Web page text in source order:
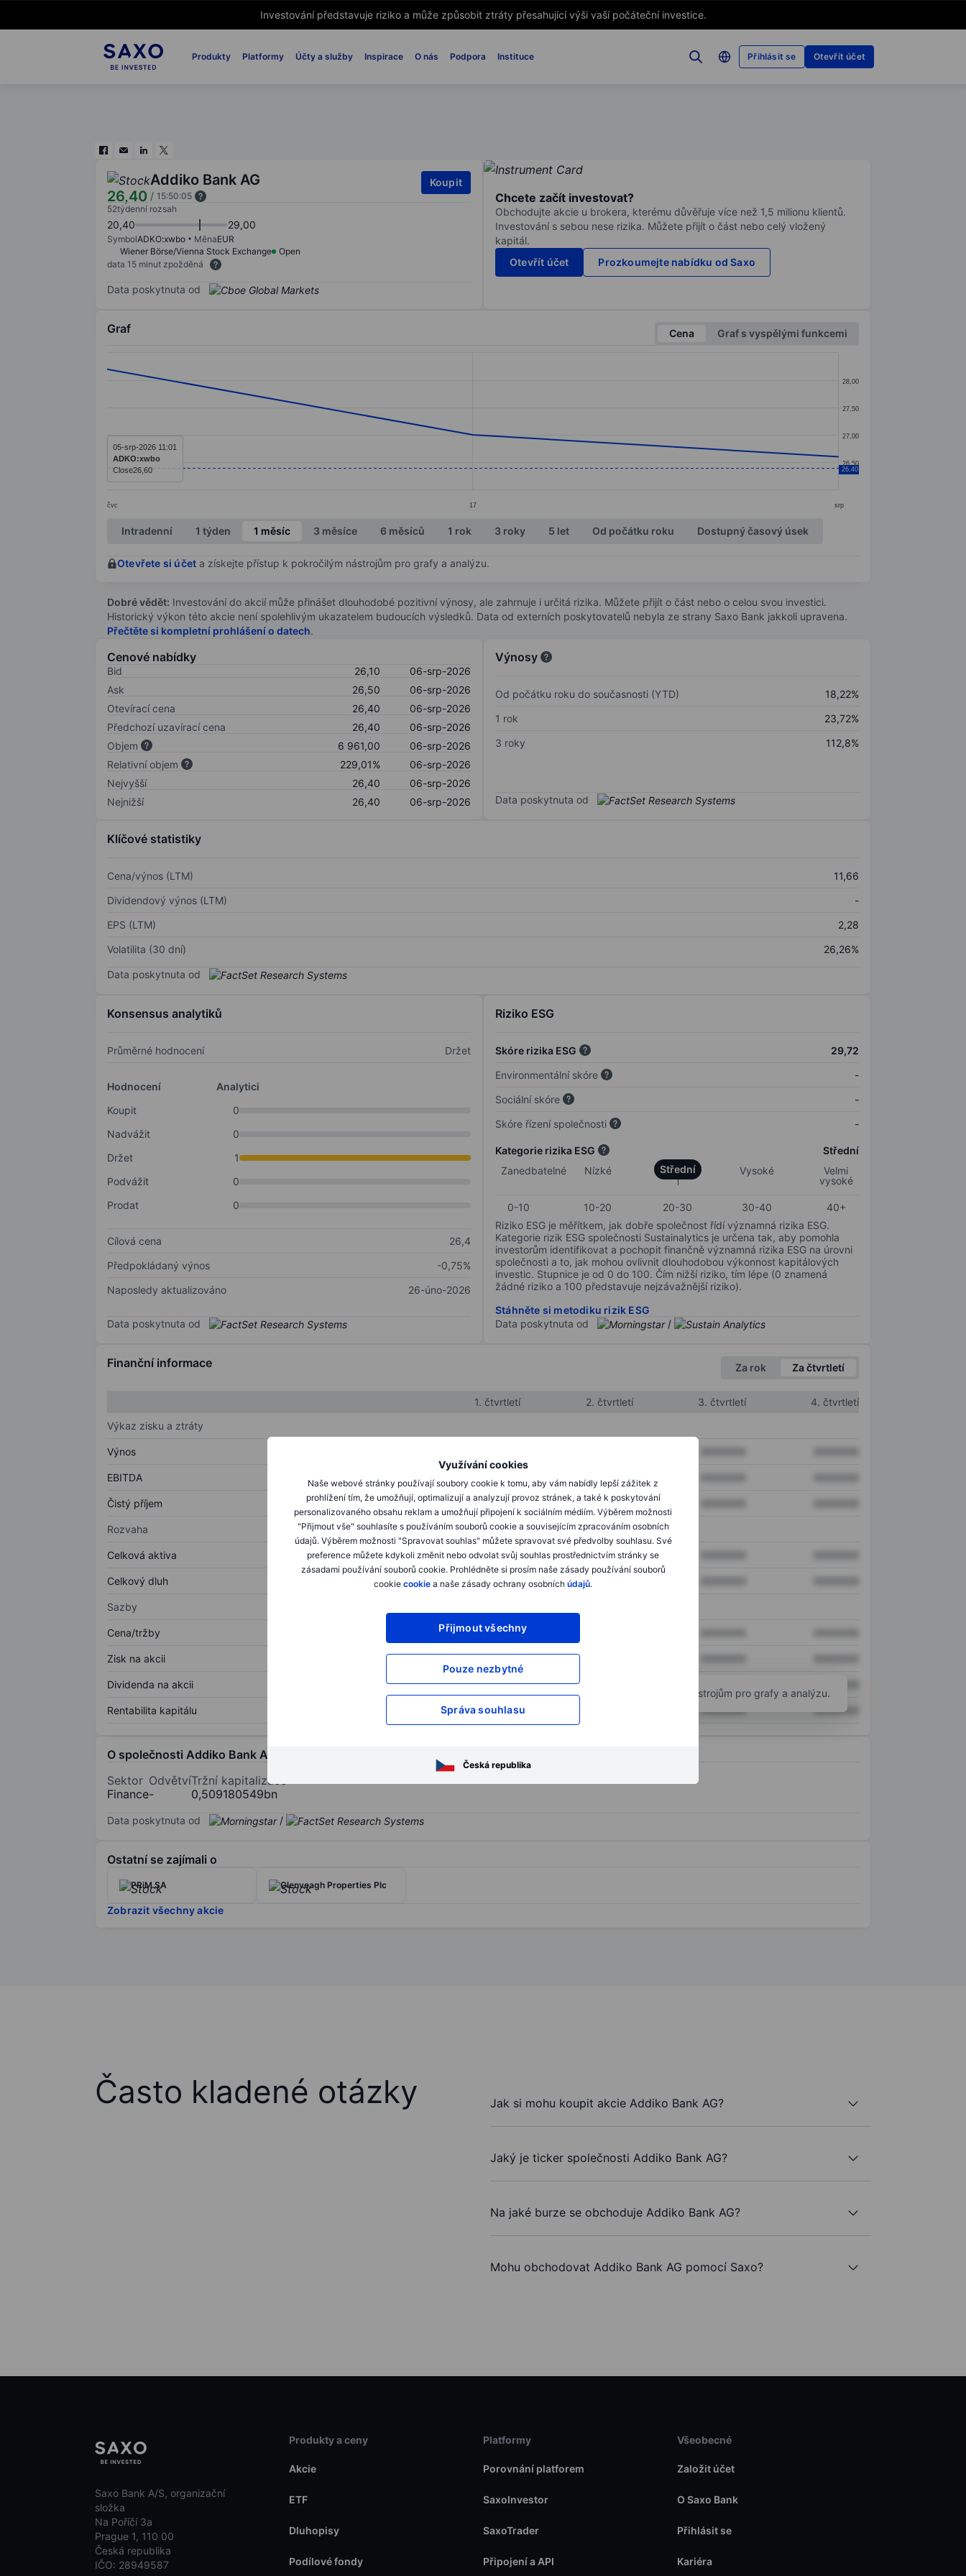
Investování představuje riziko a může způsobit ztráty přesahující výši vaší počáteční investice.
Produkty Platformy Účty a služby Inspirace O nás Podpora Instituce Přihlásit se Otevřít účet
Využívání cookies
Naše webové stránky používají soubory cookie k tomu, aby vám nabídly lepší zážitek z
prohlížení tím, že umožňují, optimalizují a analyzují provoz stránek, a také k poskytování
personalizovaného obsahu reklam a umožňují připojení k sociálním médiím. Výběrem možnosti
"Přijmout vše" souhlasíte s používáním souborů cookie a souvisejícím zpracováním osobních
údajů. Výběrem možnosti "Spravovat souhlas" můžete spravovat své předvolby souhlasu. Své
preference můžete kdykoli změnit nebo odvolat svůj souhlas prostřednictvím stránky se
zásadami používání souborů cookie. Prohlédněte si prosím naše zásady používání souborů
cookie cookie a naše zásady ochrany osobních údajů.
Přijmout všechny
Pouze nezbytné
Správa souhlasu
Česká republika
Addiko Bank AG
26,40 / 15:50:05
Koupit
52týdenní rozsah
20,40 29,00
SymbolADKO:xwbo MěnaEUR
Wiener Börse/Vienna Stock Exchange
Open
data 15 minut zpožděná
Data poskytnuta od
Chcete začít investovat?
Obchodujte akcie u brokera, kterému důvěřuje více než 1,5 milionu klientů.
Investování s sebou nese rizika. Můžete přijít o část nebo celý vložený
kapitál.
Otevřít účet
Prozkoumejte nabídku od Saxo
Graf Cena
Graf s vyspělými funkcemi
Line chart with 3 data points.
The chart has 1 X axis displaying categories.
The chart has 1 Y axis displaying values. Data ranges from 26.6 to 28.2.
čvc 17 srp
26,50
27,00
27,50
28,00
26,40
05-srp-2026 11:01
ADKO:xwbo
Close26,60
End of interactive chart.
Intradenní 1 týden 1 měsíc 3 měsíce 6 měsíců 1 rok 3 roky 5 let Od počátku roku Dostupný časový úsek
Otevřete si účet a získejte přístup k pokročilým nástrojům pro grafy a analýzu.
Dobré vědět: Investování do akcií může přinášet dlouhodobé pozitivní výnosy, ale zahrnuje i určitá rizika. Můžete přijít o část nebo o celou svou investici.
Historický výkon této akcie není spolehlivým ukazatelem budoucích výsledků. Data od externích poskytovatelů nebyla ze strany Saxo Bank jakkoli upravena.
Přečtěte si kompletní prohlášení o datech.
Cenové nabídky
Bid 26,10
06-srp-2026
Ask
26,50
06-srp-2026
Otevírací cena
26,40
06-srp-2026
Předchozí uzavírací cena
26,40
06-srp-2026
Objem
6 961,00
06-srp-2026
Relativní objem
229,01%
06-srp-2026
Nejvyšší
26,40
06-srp-2026
Nejnižší
26,40 06-srp-2026
Výnosy
Od počátku roku do současnosti (YTD)
18,22%
1 rok
23,72%
3 roky
112,8%
Data poskytnuta od
Klíčové statistiky
Cena/výnos (LTM)
11,66
Dividendový výnos (LTM)
-
EPS (LTM)
2,28
Volatilita (30 dní)
26,26%
Data poskytnuta od
Konsensus analytiků
Průměrné hodnocení Držet
Hodnocení
Analytici
Koupit
0
Nadvážit
0
Držet
1
Podvážit
0
Prodat
0
Cílová cena
26,4
Předpokládaný výnos
-0,75%
Naposledy aktualizováno
26-úno-2026
Data poskytnuta od
Riziko ESG
Skóre rizika ESG
29,72
Environmentální skóre
-
Sociální skóre
-
Skóre řízení společnosti
-
Kategorie rizika ESG
Střední
Zanedbatelné
Nízké Střední Vysoké
Velmi
vysoké
0-10 10-20 20-30 30-40
40+
Riziko ESG je měřítkem, jak dobře společnost řídí významná rizika ESG.
Kategorie rizik ESG společnosti Sustainalytics je určena tak, aby pomohla
investorům identifikovat a pochopit finančně významná rizika ESG na úrovni
společnosti a to, jak mohou ovlivnit dlouhodobou výkonnost kapitálových
investic. Stupnice je od 0 do 100. Čím nižší riziko, tím lépe (0 znamená
žádné riziko a 100 představuje nejzávažnější riziko).
Stáhněte si metodiku rizik ESG
Data poskytnuta od
/
Finanční informace Za rok Za čtvrtletí
1. čtvrtletí 2. čtvrtletí 3. čtvrtletí
4. čtvrtletí
Výkaz zisku a ztráty
Výnos
EBITDA XXXXXXX XXXXXXX
Čistý příjem XXXXXXX XXXXXXX
Rozvaha
Celková aktiva XXXXXXX XXXXXXX
Celkový dluh XXXXXXX XXXXXXX
Sazby
Cena/tržby XXXXXXX
Zisk na akcii XXXXXXX
Dividenda na akcii XXXXXXX
Rentabilita kapitálu XXXXXXX XXXXXXX XXXXXXX
Otevřete si účeta získejte přístup k pokročilým nástrojům pro grafy a analýzu.
O společnosti Addiko Bank AG
Sektor
Finance
Odvětví
-
Tržní kapitalizace
0,509180549bn
Data poskytnuta od /
Ostatní se zajímali o
PRiM SA Glenveagh Properties Plc
Zobrazit všechny akcie
Často kladené otázky Jak si mohu koupit akcie Addiko Bank AG?
Jaký je ticker společnosti Addiko Bank AG?
Na jaké burze se obchoduje Addiko Bank AG?
Mohu obchodovat Addiko Bank AG pomocí Saxo?
Saxo Bank A/S, organizační
složka
Na Poříčí 3a
Prague 1, 110 00
Česká republika
IČO: 28949587
Produkty a ceny
Akcie
ETF
Dluhopisy
Podílové fondy
Platformy
Porovnání platforem
SaxoInvestor
SaxoTrader
Připojení a API
Všeobecné
Založit účet
O Saxo Bank
Přihlásit se
Kariéra